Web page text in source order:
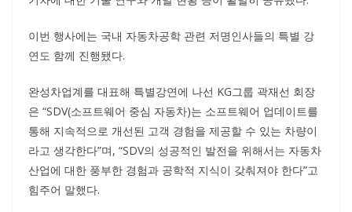
이번 행사에는 국내 자동차공학 관련 저명인사들의 특별 강
연도 함께 진행됐다.
완성차업계를 대표해 특별강연에 나선 KG그룹 곽재선 회장
은 “SDV(소프트웨어 중심 자동차)는 소프트웨어 업데이트를
통해 지속적으로 개선된 고객 경험을 제공할 수 있는 차량이
라고 생각한다”며, “SDV의 성공적인 발전을 위해서는 자동차
산업에 대한 풍부한 경험과 공학적 지식이 갖춰져야 한다”고
힘주어 말했다.